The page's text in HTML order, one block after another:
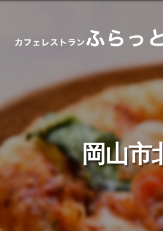
岡山市